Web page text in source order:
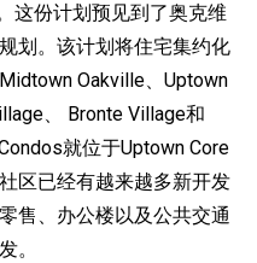
这份计划预见到了奥克维
划。该计划将住宅集约化
Oakville、Uptown
、 Bronte Village和
就位于Uptown Core
区已经有越来越多新开发
售、办公楼以及公共交通
。